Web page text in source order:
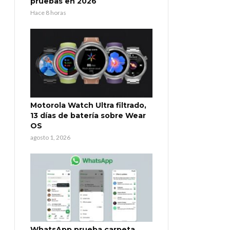
Hace 8 horas
Motorola Watch Ultra filtrado,
13 días de batería sobre Wear
OS
agosto 1, 2026